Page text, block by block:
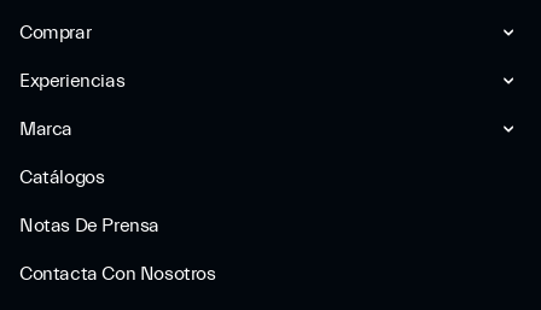
Comprar
Experiencias
Marca
Catálogos
Notas De Prensa
Contacta Con Nosotros